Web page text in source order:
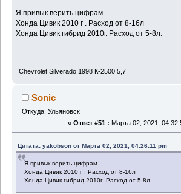
Я привык верить цифрам.
Хонда Цивик 2010 г . Расход от 8-16л
Хонда Цивик гибрид 2010г. Расход от 5-8л.
Chevrolet Silverado 1998 К-2500 5,7
Sonic
Откуда: Ульяновск
« Ответ #51 : Марта 02, 2021,
Цитата: yakobson от Марта 02, 2021, 04:26:11 pm
Я привык верить цифрам.
Хонда Цивик 2010 г . Расход от 8-16л
Хонда Цивик гибрид 2010г. Расход от 5-8л.